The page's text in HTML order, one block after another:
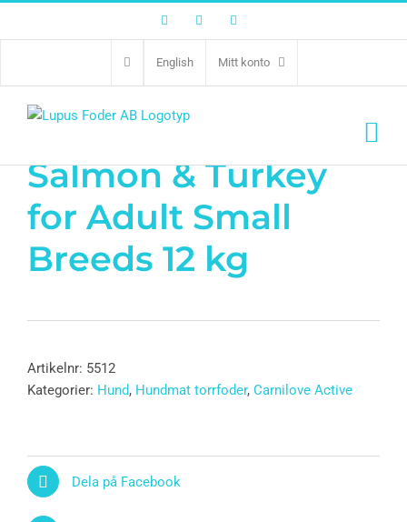
FacebookTwitter
English Mitt konto
CL Active Dog
Salmon & Turkey
for Adult Small
Breeds 12 kg
Artikelnr: 5512
Kategorier: Hund, Hundmat torrfoder, Carnilove Active
Dela på Facebook